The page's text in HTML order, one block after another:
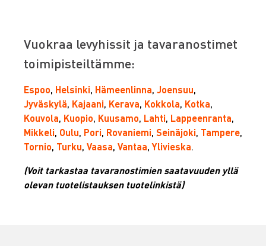
Vuokraa levyhissit ja tavaranostimet
toimipisteiltämme:
Espoo, Helsinki, Hämeenlinna, Joensuu,
Jyväskylä, Kajaani, Kerava, Kokkola, Kotka,
Kouvola, Kuopio, Kuusamo, Lahti, Lappeenranta,
Mikkeli, Oulu, Pori, Rovaniemi, Seinäjoki, Tampere,
Tornio, Turku, Vaasa, Vantaa,Ylivieska.
(Voit tarkastaa tavaranostimien saatavuuden yllä
olevan tuotelistauksen tuotelinkistä)